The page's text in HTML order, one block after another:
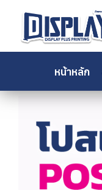
content
หน้าหลัก
ค้นหา
สำหรับ: